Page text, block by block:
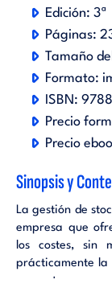
Edición: 3ª
Páginas:
Tamaño
Formato:
ISBN:
Precio
Precio
Sinopsis y
La gestión de
empresa que
los costes, sin
prácticamente la
presente, que